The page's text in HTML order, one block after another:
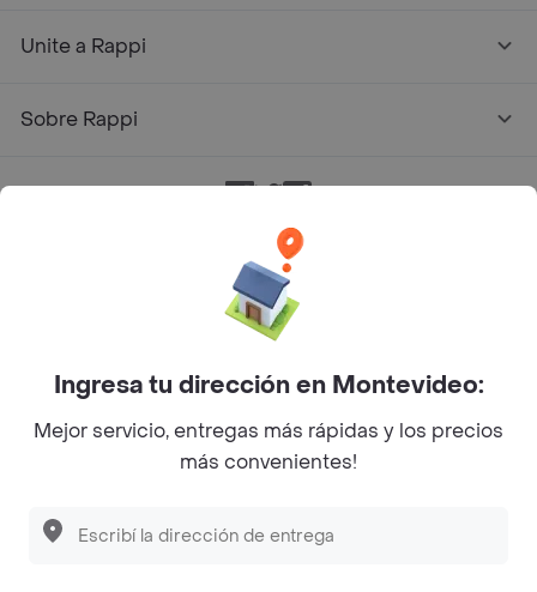
Unite a Rappi
Sobre Rappi
Facebook
Twitter
Instagram
Rappi Inc. All rights reserved.
Ingresa tu dirección en Montevideo:
Mejor servicio, entregas más rápidas y los precios
más convenientes!